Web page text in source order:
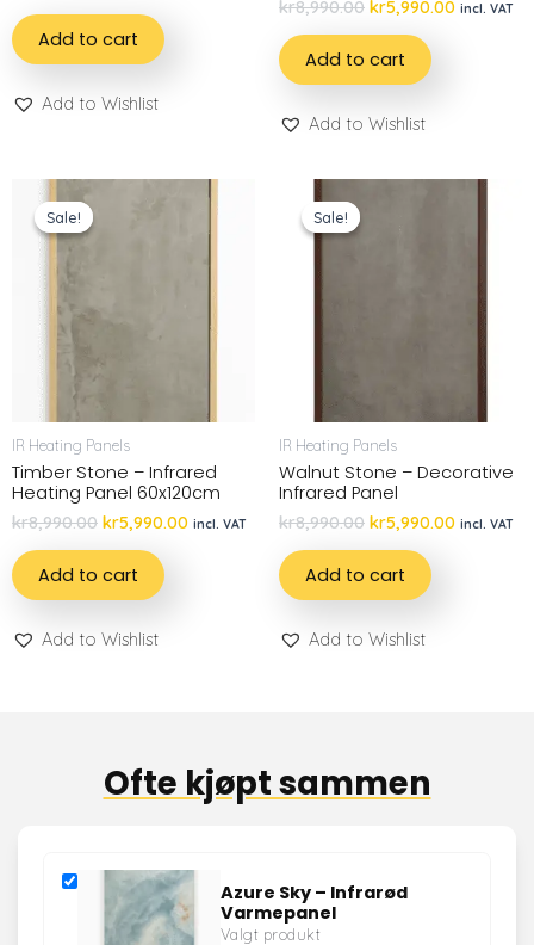
Add to cart
Add to Wishlist
kr8,990.00 kr5,990.00 incl. VAT
Add to cart
Add to Wishlist
Sale!
Sale!
IR Heating Panels
Timber Stone – Infrared
Heating Panel 60x120cm
kr8,990.00 kr5,990.00 incl. VAT
Add to cart
Add to Wishlist
Sale!
Sale!
IR Heating Panels
Walnut Stone – Decorative
Infrared Panel
kr8,990.00 kr5,990.00 incl. VAT
Add to cart
Add to Wishlist
Ofte kjøpt sammen
Azure Sky – Infrarød
Varmepanel
Valgt produkt